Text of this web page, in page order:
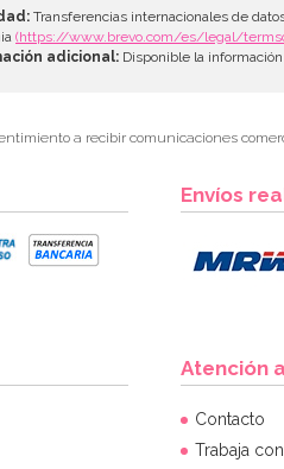
Transferencias internacionales de
(https://www.brevo.com/es/legal/
adicional: Disponible la
a recibir comunicaciones
Envíos
Atención
Contacto
Trabaja